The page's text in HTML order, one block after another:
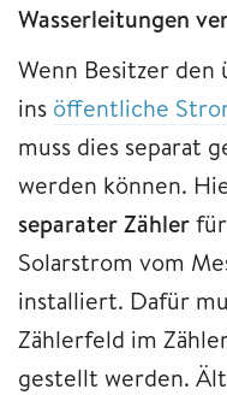
Wasserleitungen
Wenn Besitzer den
ins öffentliche
muss dies separat
werden können.
separater Zähler
Solarstrom vom
installiert. Dafür
Zählerfeld im
gestellt werden.